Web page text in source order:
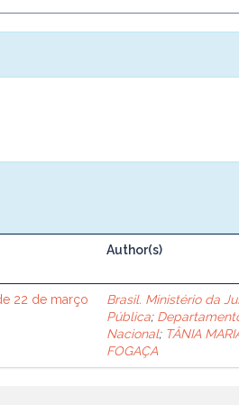
Author(s)
22 de março
Brasil. Ministério da
Pública;
Nacional; TÂNIA
FOGAÇA